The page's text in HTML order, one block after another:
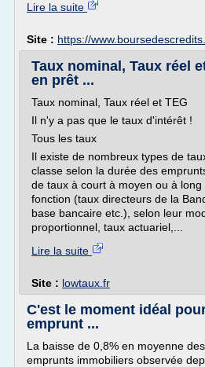
Lire la suite
Site : https://
Taux nominal, Taux réel
en prêt ...
Taux nominal, Taux réel et TEG
Il n'y a pas que le taux d'intérêt !
Tous les taux
Il existe de nombreux types de
classe selon la durée des
de taux à court à moyen ou à
fonction (taux directeurs de la
base bancaire etc.), selon leur
proportionnel, taux actuariel,...
Lire la suite
Site : lowtaux.fr
C'est le moment idéal
emprunt ...
La baisse de 0,8% en moyenne
emprunts immobiliers observée